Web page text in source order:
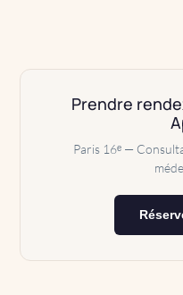
Prendre
Paris 16ᵉ —